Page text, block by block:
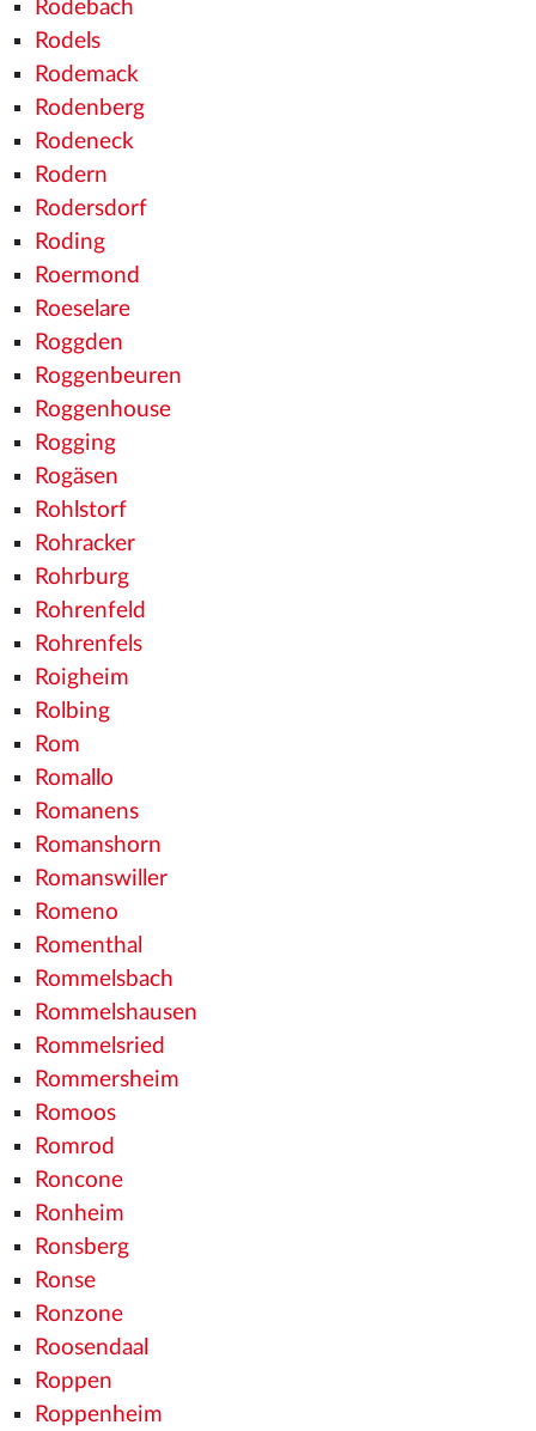
Rodebach
Rodels
Rodemack
Rodenberg
Rodeneck
Rodern
Rodersdorf
Roding
Roermond
Roeselare
Roggden
Roggenbeuren
Roggenhouse
Rogging
Rogäsen
Rohlstorf
Rohracker
Rohrburg
Rohrenfeld
Rohrenfels
Roigheim
Rolbing
Rom
Romallo
Romanens
Romanshorn
Romanswiller
Romeno
Romenthal
Rommelsbach
Rommelshausen
Rommelsried
Rommersheim
Romoos
Romrod
Roncone
Ronheim
Ronsberg
Ronse
Ronzone
Roosendaal
Roppen
Roppenheim